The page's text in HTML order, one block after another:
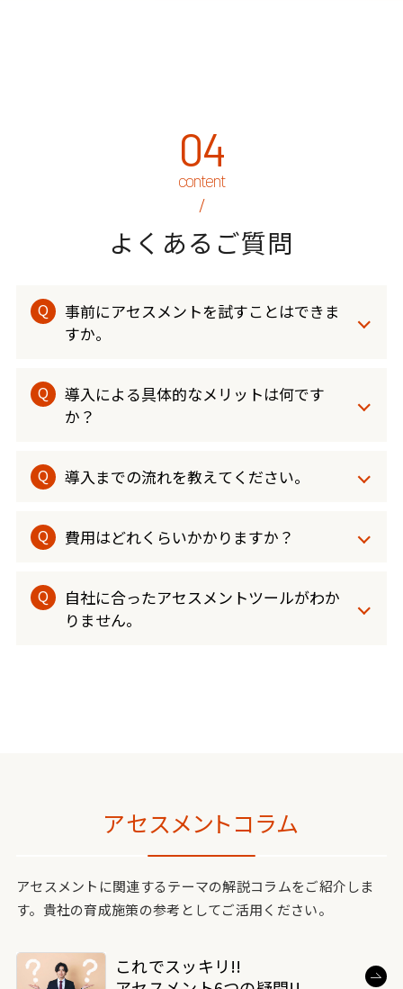
04
よくあるご質問
事前にアセスメントを試すことはできま
すか。
導入による具体的なメリットは何です
か？
導入までの流れを教えてください。
費用はどれくらいかかりますか？
自社に合ったアセスメントツールがわか
りません。
アセスメントコラム
アセスメントに関連するテーマの解説コラムをご紹介しま
す。貴社の育成施策の参考としてご活用ください。
これでスッキリ!!